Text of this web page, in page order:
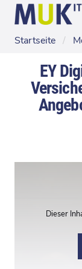
Startseite /
EY
Dieser